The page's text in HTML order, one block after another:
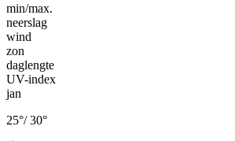
min/max.
neerslag
wind
zon
daglengte
UV-index
jan
25°/30°